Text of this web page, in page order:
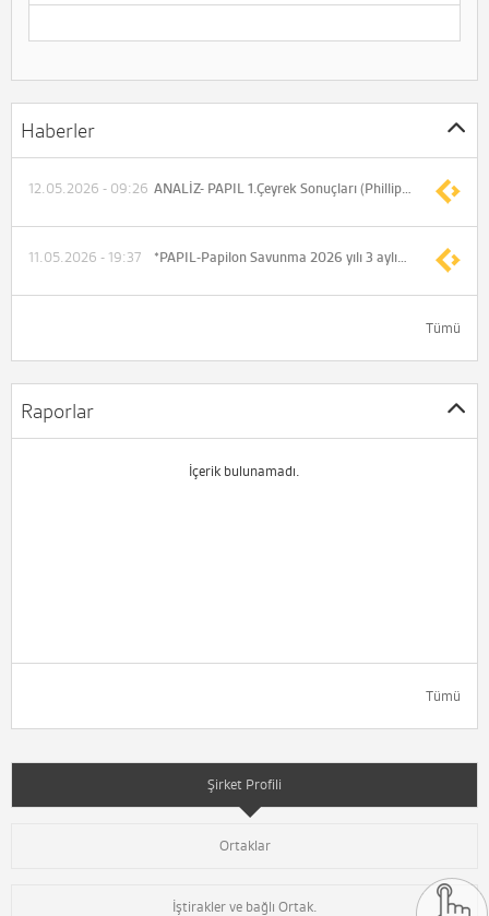
Haberler
ANALİZ- PAPIL 1.Çeyrek Sonuçları (PhillipCapital)
12.05.2026 - 09:26
*PAPIL-Papilon Savunma 2026 yılı 3 aylık konsolide net dönem zararı -116.573.372 TL (Önceki -208.618.089 TL)
11.05.2026 - 19:37
Tümü
Raporlar
İçerik bulunamadı.
Tümü
Şirket Profili
Ortaklar
İştirakler ve bağlı Ortak.